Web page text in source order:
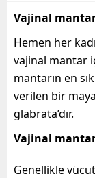
Vajinal
Hemen her
vajinal mantar
mantarın en
verilen bir
glabrata’dır.
Vajinal
Genellikle